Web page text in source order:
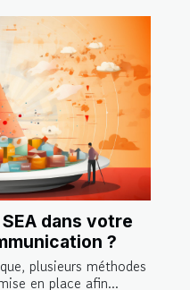
dans votre
?
plusieurs méthodes
en place afin...